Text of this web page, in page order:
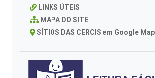
LINKS ÚTEIS
MAPA DO SITE
SÍTIOS DAS CERCIS em Google Map